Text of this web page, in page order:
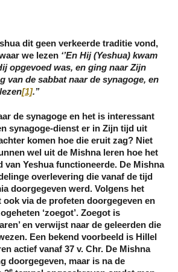
dit geen verkeerde traditie vond,
we lezen ‘’En Hij (Yeshua) kwam
opgevoed was, en ging naar Zijn
van de sabbat naar de synagoge, en
[1].’’
de synagoge en het is interessant
synagoge-dienst er in Zijn tijd uit
komen hoe die eruit zag? Niet
wel uit de Mishna leren hoe het
van Yeshua functioneerde. De Mishna
overlevering die vanaf de tijd
doorgegeven werd. Volgens het
via de profeten doorgegeven en
‘zoegot’. Zoegot is
en verwijst naar de geleerden die
Een bekend voorbeeld is Hillel
actief vanaf 37 v. Chr. De Mishna
doorgegeven, maar is na de
e